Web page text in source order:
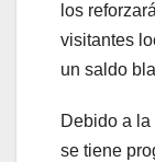
los
visitantes
un saldo
Debido a
se tiene